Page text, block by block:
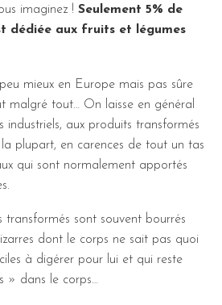
imaginez ! Seulement 5% de
dédiée aux fruits et légumes
peu mieux en Europe mais pas sûre
malgré tout… On laisse en général
aux produits transformés
plupart, en carences de tout un tas
qui sont normalement apportés
transformés sont souvent bourrés
dont le corps ne sait pas quoi
à digérer pour lui et qui reste
» dans le corps…